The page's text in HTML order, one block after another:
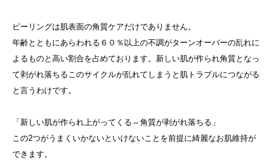
ピーリングは肌表面の角質ケアだけでありません。
年齢とともにあらわれる６０％以上の不調がターンオーバーの乱れに
よるものと高い割合を占めております。新しい肌が作られ角質となっ
て剥がれ落ちるこのサイクルが乱れてしまうと肌トラブルにつながる
と言うわけです。
「新しい肌が作られ上がってくる⇔角質が剥がれ落ちる」
この2つがうまくいかないといけないことを前提に綺麗なお肌維持が
できます。